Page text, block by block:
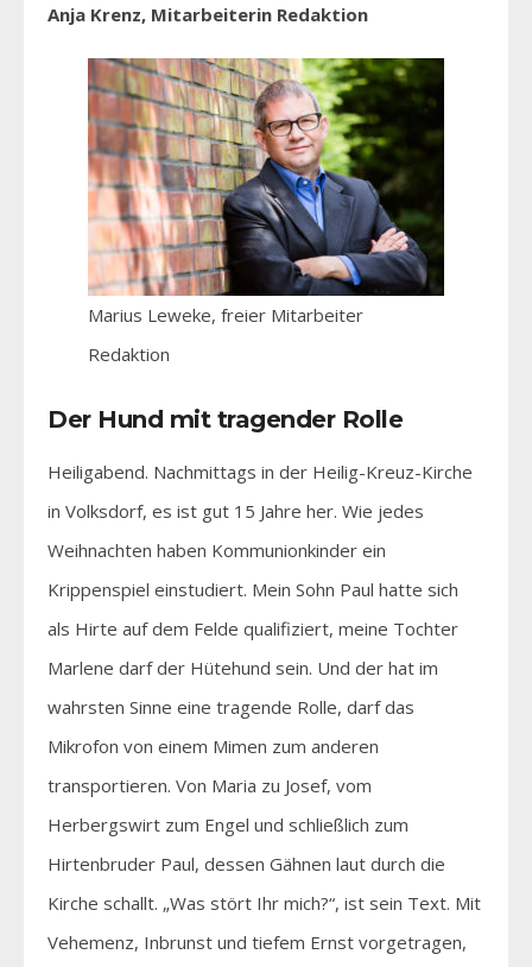
Anja Krenz, Mitarbeiterin Redaktion
Marius Leweke, freier Mitarbeiter
Redaktion
Der Hund mit tragender Rolle
Heiligabend. Nachmittags in der Heilig-Kreuz-Kirche
in Volksdorf, es ist gut 15 Jahre her. Wie jedes
Weihnachten haben Kommunionkinder ein
Krippenspiel einstudiert. Mein Sohn Paul hatte sich
als Hirte auf dem Felde qualifiziert, meine Tochter
Marlene darf der Hütehund sein. Und der hat im
wahrsten Sinne eine tragende Rolle, darf das
Mikrofon von einem Mimen zum anderen
transportieren. Von Maria zu Josef, vom
Herbergswirt zum Engel und schließlich zum
Hirtenbruder Paul, dessen Gähnen laut durch die
Kirche schallt. „Was stört Ihr mich?“, ist sein Text. Mit
Vehemenz, Inbrunst und tiefem Ernst vorgetragen,